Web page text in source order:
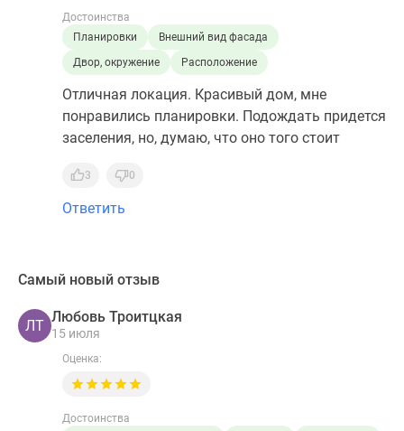
Достоинства
Планировки
Внешний вид фасада
Двор, окружение
Расположение
Отличная локация. Красивый дом, мне
понравились планировки. Подождать придется
заселения, но, думаю, что оно того стоит
3 0
Ответить
Самый новый отзыв
ЛТ
Любовь Троитцкая
15 июля
Оценка:
Достоинства